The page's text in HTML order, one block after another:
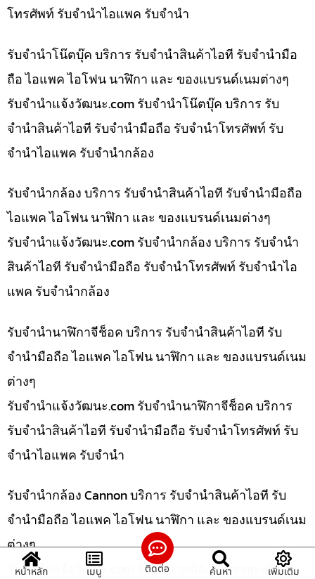
โทรศัพท์ รับจำนำไอแพค รับจำนำ
รับจำนำโน๊ตบุ๊ค บริการ รับจำนำสินค้าไอที รับจำนำมือ
ถือ ไอแพค ไอโฟน นาฬิกา และ ของแบรนด์เนมต่างๆ
รับจํานําแจ้งวัฒนะ.com รับจำนำโน๊ตบุ๊ค บริการ รับ
จำนำสินค้าไอที รับจำนำมือถือ รับจำนำโทรศัพท์ รับ
จำนำไอแพค รับจำนำกล้อง
รับจำนำกล้อง บริการ รับจำนำสินค้าไอที รับจำนำมือถือ
ไอแพค ไอโฟน นาฬิกา และ ของแบรนด์เนมต่างๆ
รับจํานําแจ้งวัฒนะ.com รับจำนำกล้อง บริการ รับจำนำ
สินค้าไอที รับจำนำมือถือ รับจำนำโทรศัพท์ รับจำนำไอ
แพค รับจำนำกล้อง
รับจำนำนาฬิกาจีช็อค บริการ รับจำนำสินค้าไอที รับ
จำนำมือถือ ไอแพค ไอโฟน นาฬิกา และ ของแบรนด์เนม
ต่างๆ
รับจํานําแจ้งวัฒนะ.com รับจำนำนาฬิกาจีช็อค บริการ
รับจำนำสินค้าไอที รับจำนำมือถือ รับจำนำโทรศัพท์ รับ
จำนำไอแพค รับจำนำ
รับจำนำกล้อง Cannon บริการ รับจำนำสินค้าไอที รับ
จำนำมือถือ ไอแพค ไอโฟน นาฬิกา และ ของแบรนด์เนม
ต่างๆ
รับจํานําแจ้งวัฒนะ.com รับจำนำกล้อง Cannon บริการ
หน้าหลัก เมนู ติดต่อ ค้นหา เพิ่มเติม